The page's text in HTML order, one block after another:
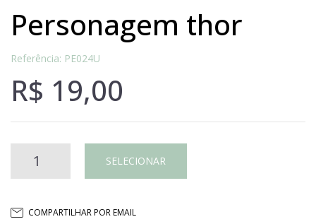
personagem thor
Referência: PE024U
R$ 19,00
Personagem SELECIONAR
COMPARTILHAR POR EMAIL